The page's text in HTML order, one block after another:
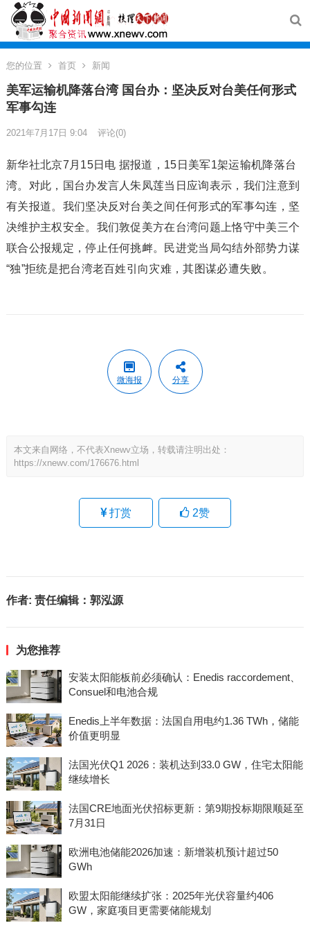
您的位置 首页 新闻
美军运输机降落台湾 国台办：坚决反对台美任何形式
军事勾连
2021年7月17日 9:04 评论(0)
新华社北京7月15日电 据报道，15日美军1架运输机降落台
湾。对此，国台办发言人朱凤莲当日应询表示，我们注意到
有关报道。我们坚决反对台美之间任何形式的军事勾连，坚
决维护主权安全。我们敦促美方在台湾问题上恪守中美三个
联合公报规定，停止任何挑衅。民进党当局勾结外部势力谋
“独”拒统是把台湾老百姓引向灾难，其图谋必遭失败。
微海报 分享
本文来自网络，不代表Xnewv立场，转载请注明出处：
https://xnewv.com/176676.html
打赏 2赞
作者: 责任编辑：郭泓源
为您推荐
安装太阳能板前必须确认：Enedis raccordement、
Consuel和电池合规
Enedis上半年数据：法国自用电约1.36 TWh，储能
价值更明显
法国光伏Q1 2026：装机达到33.0 GW，住宅太阳能
继续增长
法国CRE地面光伏招标更新：第9期投标期限顺延至
7月31日
欧洲电池储能2026加速：新增装机预计超过50
GWh
欧盟太阳能继续扩张：2025年光伏容量约406
GW，家庭项目更需要储能规划